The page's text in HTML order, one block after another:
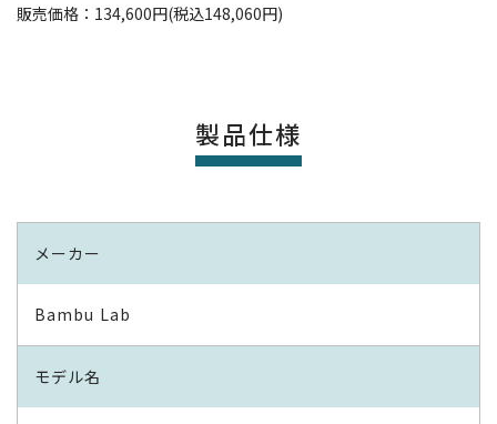
販売価格：134,600円(税込148,060円)
製品仕様
メーカー
Bambu Lab
モデル名